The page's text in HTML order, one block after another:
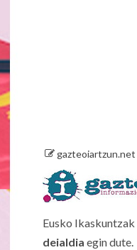
gazteoiartzun.net
Eusko Ikaskuntzak
deialdia egin dute.